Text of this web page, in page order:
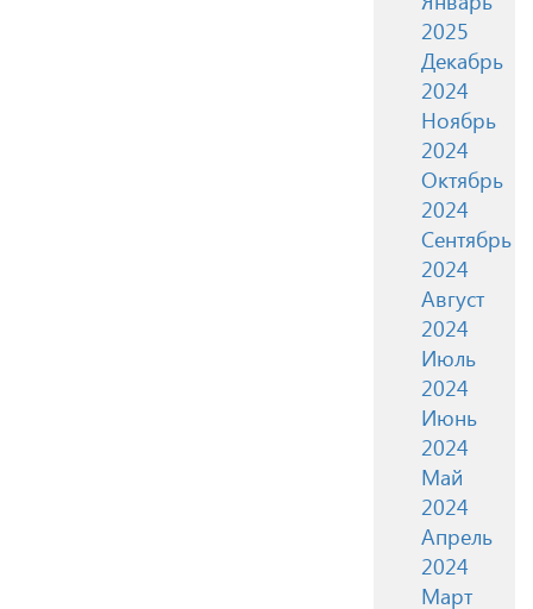
2025
Декабрь
2024
Ноябрь
2024
Октябрь
2024
Сентябрь
2024
Август
2024
Июль
2024
Июнь
2024
Май
2024
Апрель
2024
Март